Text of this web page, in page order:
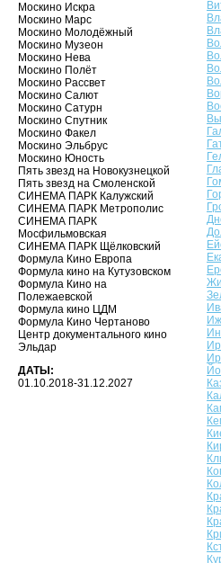
Москино Искра
Москино Марс
Москино Молодёжный
Москино Музеон
Москино Нева
Москино Полёт
Москино Рассвет
Москино Салют
Москино Сатурн
Москино Спутник
Москино Факел
Москино Эльбрус
Москино Юность
Пять звезд на Новокузнецкой
Пять звезд на Смоленской
СИНЕМА ПАРК Калужский
СИНЕМА ПАРК Метрополис
СИНЕМА ПАРК
Мосфильмовская
СИНЕМА ПАРК Щёлковский
Формула Кино Европа
Формула кино на Кутузовском
Формула Кино на
Полежаевской
Формула кино ЦДМ
Формула Кино Чертаново
Центр документального кино
Эльдар
ДАТЫ:
01.10.2018-31.12.2027